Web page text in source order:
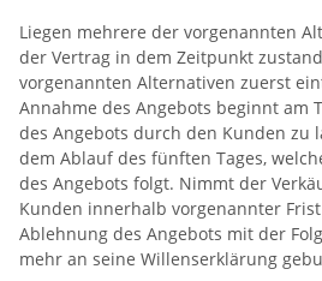
Liegen mehrere der vorgenannten
der Vertrag in dem Zeitpunkt
vorgenannten Alternativen zuerst
Annahme des Angebots beginnt am
des Angebots durch den Kunden zu
dem Ablauf des fünften Tages,
des Angebots folgt. Nimmt der
Kunden innerhalb vorgenannter
Ablehnung des Angebots mit der
mehr an seine Willenserklärung